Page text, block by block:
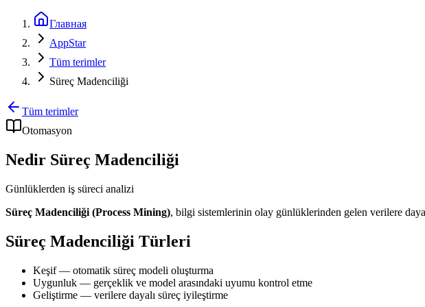
Главная
AppStar
Tüm terimler
Süreç Madenciliği
Tüm terimler
Otomasyon
Nedir Süreç Madenciliği
Günlüklerden iş süreci analizi
Süreç Madenciliği (Process Mining), bilgi sistemlerinin olay günlüklerinden gelen verilere
Süreç Madenciliği Türleri
Keşif — otomatik süreç modeli oluşturma
Uygunluk — gerçeklik ve model arasındaki uyumu kontrol etme
Geliştirme — verilere dayalı süreç iyileştirme